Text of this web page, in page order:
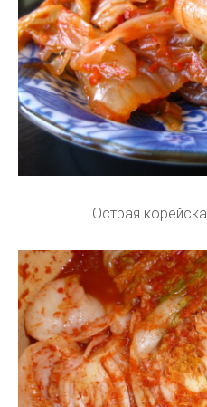
Острая